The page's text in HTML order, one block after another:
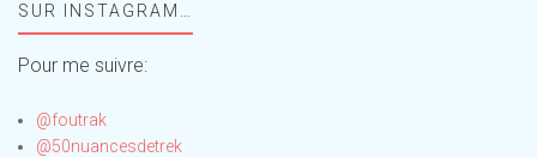
!SUR INSTAGRAM…
Pour me suivre:
@foutrak
@50nuancesdetrek